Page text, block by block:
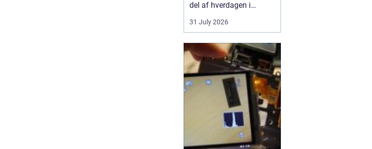
del af hverdagen i
København. Byen er fyldt
med dygtige artister,
moderne tatovørbutikker,
hvor stilarter og udtryk
spænder vidt. Når man
søger efter ...
31 July 2026